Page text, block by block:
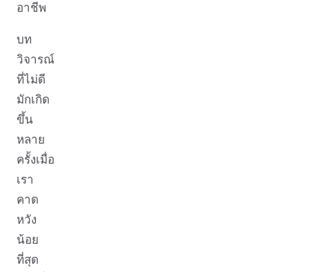
อาชีพ
บท
วิจารณ์
ที่ไม่ดี
มักเกิด
ขึ้น
หลาย
ครั้งเมื่อ
เรา
คาด
หวัง
น้อย
ที่สุด